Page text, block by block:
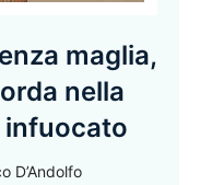
maglia,
nella
infuocato
D’Andolfo